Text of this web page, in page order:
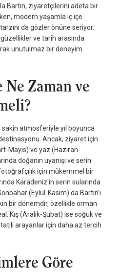
Bartın, ziyaretçilerini adeta bir
modern yaşamla iç içe
da gözler önüne seriyor.
ve tarih arasında
unutulmaz bir deneyim
Zaman ve
sakin atmosferiyle yıl boyunca
Ancak, ziyaret için
Mayıs) ve yaz (Haziran-
doğanın uyanışı ve serin
için mükemmel bir
Karadeniz'in serin sularında
(Eylül-Kasım) da Bartın'ı
bir dönemdir, özellikle orman
Kış (Aralık-Şubat) ise soğuk ve
tatili arayanlar için daha az tercih
Göre